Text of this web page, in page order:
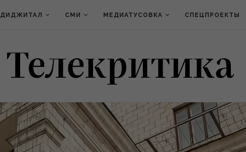
ДИДЖИТАЛ СМИ МЕДИАТУСОВКА СПЕЦПРОЕКТЫ